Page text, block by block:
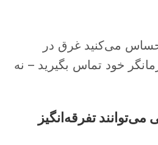
می‌کنید غرق در
خود تماس بگیرید – نه
تفرقه‌انگیز